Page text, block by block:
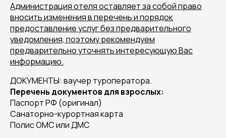
Администрация отеля оставляет за собой право
вносить изменения в перечень и порядок
предоставление услуг без предварительного
уведомления, поэтому рекомендуем
предварительно уточнять интересующую Вас
информацию.
ДОКУМЕНТЫ: ваучер туроператора.
Перечень документов для взрослых:
Паспорт РФ (оригинал)
Санаторно-курортная карта
Полис ОМС или ДМС